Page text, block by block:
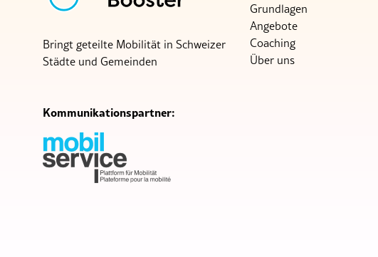
Bringt geteilte Mobilität in Schweizer
Städte und Gemeinden
Kommunikationspartner:
Grundlagen
Angebote
Coaching
Über uns